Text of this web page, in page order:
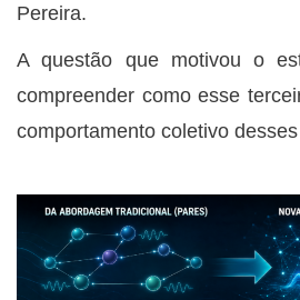
Pereira.
A questão que motivou o
compreender como esse
comportamento coletivo